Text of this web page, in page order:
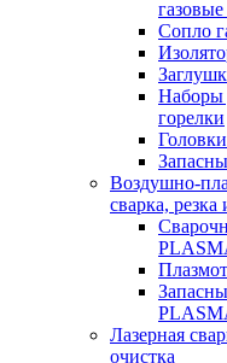
Сопло
Наборы
горелки
Воздушно-
сварка, резка
Лазерная
очистка